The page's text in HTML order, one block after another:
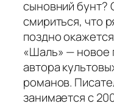
сыновний бунт?
смириться, что
поздно
«Шаль» — новое
автора
романов.
занимается с